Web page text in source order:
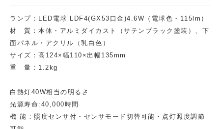
ランプ：LED電球 LDF4(GX53口金)4.6W（電球色・115lm）
材 質：本体・アルミダイカスト（サテンブラック塗装）、下
面パネル・アクリル（乳白色）
サイズ：高124×幅110×出幅135mm
重 量：1.2kg
白熱灯40W相当の明るさ
光源寿命:40,000時間
機 能：照度センサ付・センサモード切替可能・点灯照度調節